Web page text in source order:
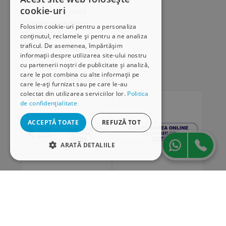
cookie-uri
Folosim cookie-uri pentru a personaliza
conținutul, reclamele și pentru a ne analiza
traficul. De asemenea, împărtășim
informații despre utilizarea site-ului nostru
cu partenerii noștri de publicitate și analiză,
care le pot combina cu alte informații pe
care le-ați furnizat sau pe care le-au
colectat din utilizarea serviciilor lor. Politica
de confidențialitate
ACCEPTĂ TOATE REFUZĂ TOT
ARATĂ DETALIILE
Modalități de plată
Livrarea produselor
SEAP/SICAP
Hartă site
Cariere
Abonare newsletter